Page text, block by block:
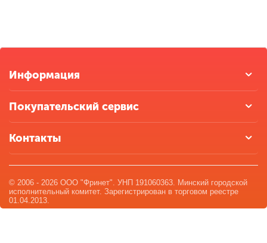
Информация
Покупательский сервис
Контакты
© 2006 - 2026 ООО "Фринет". УНП 191060363. Минский городской
исполнительный комитет. Зарегистрирован в торговом реестре
01.04.2013.